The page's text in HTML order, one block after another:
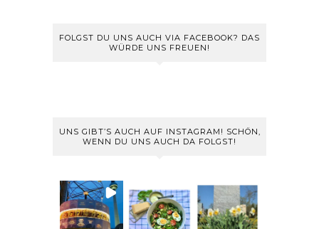
FOLGST DU UNS AUCH VIA FACEBOOK? DAS
WÜRDE UNS FREUEN!
UNS GIBT’S AUCH AUF INSTAGRAM! SCHÖN,
WENN DU UNS AUCH DA FOLGST!